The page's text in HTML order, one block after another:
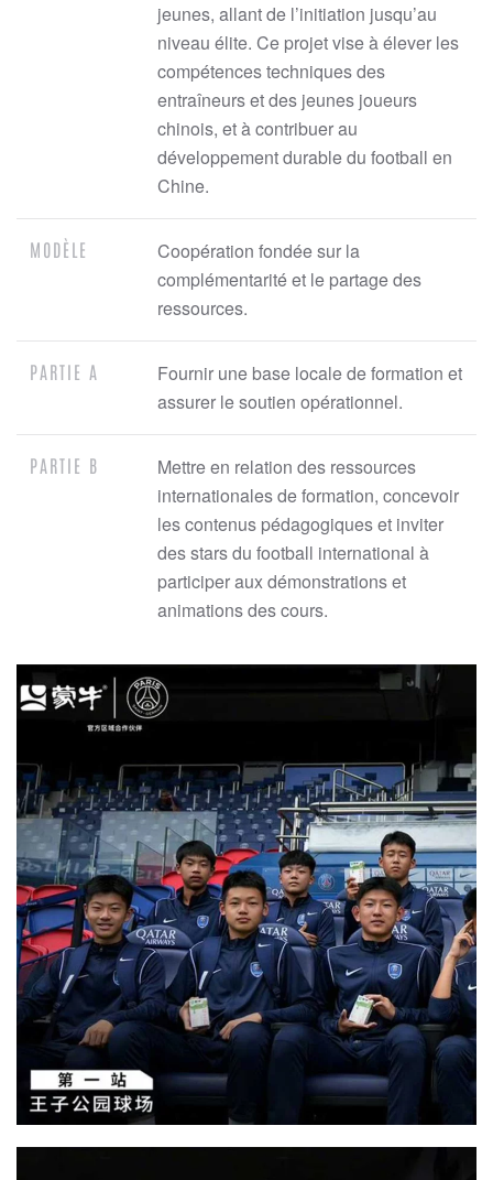
jeunes, allant de l’initiation jusqu’au
niveau élite. Ce projet vise à élever les
compétences techniques des
entraîneurs et des jeunes joueurs
chinois, et à contribuer au
développement durable du football en
Chine.
MODÈLE
Coopération fondée sur la
complémentarité et le partage des
ressources.
PARTIE A
Fournir une base locale de formation et
assurer le soutien opérationnel.
PARTIE B
Mettre en relation des ressources
internationales de formation, concevoir
les contenus pédagogiques et inviter
des stars du football international à
participer aux démonstrations et
animations des cours.